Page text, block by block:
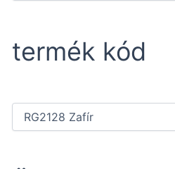
termék kód